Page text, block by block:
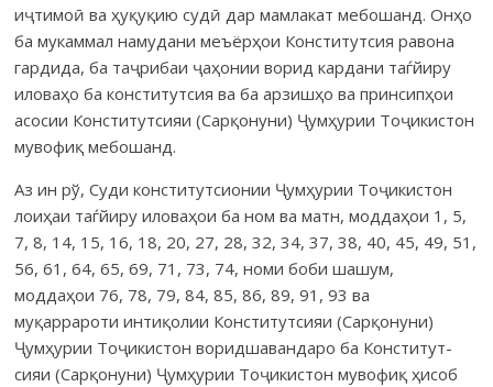
иҷтимоӣ ва ҳуқуқию судӣ дар мамлакат мебошанд. Онҳо
ба мукаммал намудани меъёрҳои Конститут­сия равона
гар­дида, ба таҷри­баи ҷаҳонии ворид кардани таѓйиру
иловаҳо ба конститут­сия ва ба арзишҳо ва принсипҳои
асосии Кон­сти­­тут­сияи (Сарқону­ни) Ҷумҳурии Тоҷи­кистон
мувофиқ мебошанд.
Аз ин рў, Суди конститутсионии Ҷумҳурии Тоҷи­кистон
лоиҳаи таѓйиру иловаҳои ба ном ва матн, моддаҳои 1, 5,
7, 8, 14, 15, 16, 18, 20, 27, 28, 32, 34, 37, 38, 40, 45, 49, 51,
56, 61, 64, 65, 69, 71, 73, 74, номи боби шашум,
моддаҳои 76, 78, 79, 84, 85, 86, 89, 91, 93 ва
муқаррароти интиқолии Конститутсияи (Сар­қонуни)
Ҷумҳу­рии Тоҷи­кистон воридша­вандаро ба Кон­сти­­тут­
сияи (Сарқону­ни) Ҷумҳурии Тоҷикистон мувофиқ ҳисоб